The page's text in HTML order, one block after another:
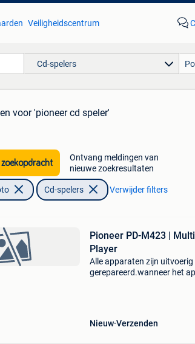
Veiligheidscentrum
Cd-spelers
voor 'pioneer cd speler'
zoekopdracht
Ontvang meldingen van
nieuwe zoekresultaten
Cd-spelers Verwijder filters
Pioneer PD-M423 |
Player
Alle apparaten zijn
gerepareerd.wanneer het
Nieuw Verzenden